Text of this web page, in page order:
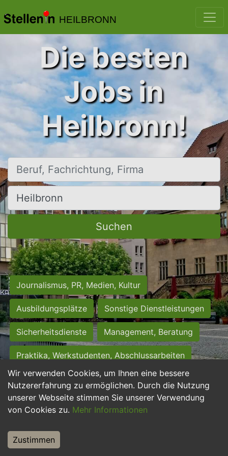
HEILBRONN
Wir verwenden Cookies, um Ihnen eine bessere
Nutzererfahrung zu ermöglichen. Durch die Nutzung
unserer Webseite stimmen Sie unserer Verwendung
von Cookies zu. Mehr Informationen
Zustimmen
Die besten
Jobs in
Heilbronn!
Beruf, Fachrichtung, Firma
Ort, Stadt
Suchen
Journalismus, PR, Medien, Kultur
Ausbildungsplätze Sonstige Dienstleistungen
Sicherheitsdienste Management, Beratung
Praktika, Werkstudenten, Abschlussarbeiten
Personalwesen Assistenz, Sekretariat
Hilfskräfte, Aushilfs- und Nebenjobs
Weiterbildung, Studium, duale Ausbildung